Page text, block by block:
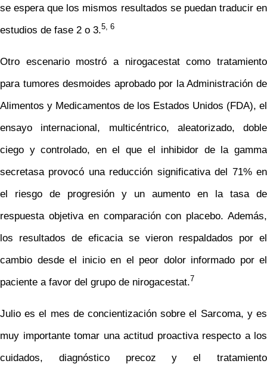
se espera que los mismos resultados se puedan traducir en
estudios de fase 2 o 3.5, 6
Otro escenario mostró a nirogacestat como tratamiento
para tumores desmoides aprobado por la Administración de
Alimentos y Medicamentos de los Estados Unidos (FDA), el
ensayo internacional, multicéntrico, aleatorizado, doble
ciego y controlado, en el que el inhibidor de la gamma
secretasa provocó una reducción significativa del 71% en
el riesgo de progresión y un aumento en la tasa de
respuesta objetiva en comparación con placebo. Además,
los resultados de eficacia se vieron respaldados por el
cambio desde el inicio en el peor dolor informado por el
paciente a favor del grupo de nirogacestat.7
Julio es el mes de concientización sobre el Sarcoma, y ​es
muy importante tomar una actitud proactiva respecto a los
cuidados, diagnóstico precoz y el tratamiento